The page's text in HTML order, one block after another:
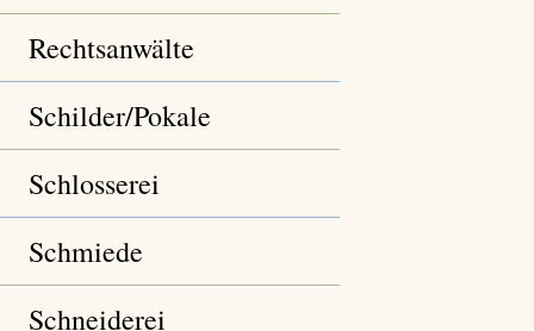
Rechtsanwälte
Schilder/Pokale
Schlosserei
Schmiede
Schneiderei